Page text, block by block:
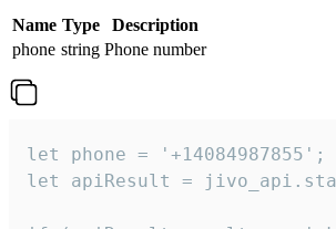
Name Type
Description
phone string Phone number
let phone = '+14084987855';
let apiResult =